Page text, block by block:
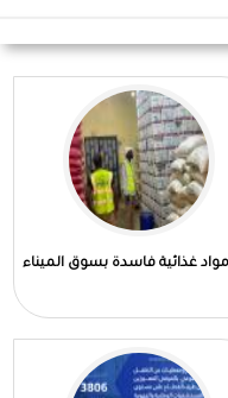
غذائية فاسدة بسوق الميناء